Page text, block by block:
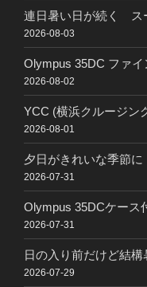
連日暑い日が続く ス
2026-08-03
Olympus 35DC ファ
2026-08-02
YCC (横浜クルージン
2026-08-01
夕日がきれいな季節に
2026-07-31
Olympus 35DCケース
2026-07-31
日の入り前だけど結構
2026-07-29